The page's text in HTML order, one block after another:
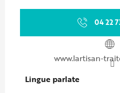
04 22
www.lartisan-
Lingue parlate
Lingue parlate